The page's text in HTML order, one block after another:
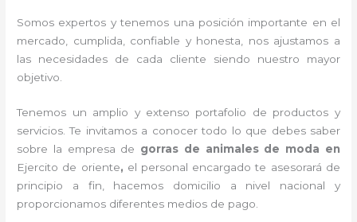
Somos expertos y tenemos una posición importante en el
mercado, cumplida, confiable y honesta, nos ajustamos a
las necesidades de cada cliente siendo nuestro mayor
objetivo.
Tenemos un amplio y extenso portafolio de productos y
servicios. Te invitamos a conocer todo lo que debes saber
sobre la empresa de gorras de animales de moda en
Ejercito de oriente, el personal encargado te asesorará de
principio a fin, hacemos domicilio a nivel nacional y
proporcionamos diferentes medios de pago.